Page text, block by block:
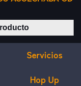
Servicios
Hop Up